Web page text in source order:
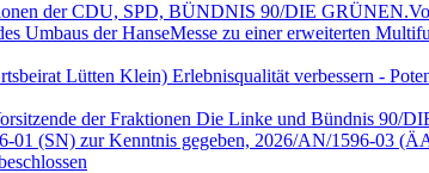
der CDU, SPD, BÜNDNIS 90/DIE
Umbaus der HanseMesse zu einer erweiterten
Lütten Klein) Erlebnisqualität verbessern -
der Fraktionen Die Linke und Bündnis 90/
01 (SN) zur Kenntnis gegeben, 2026/AN/1596-03